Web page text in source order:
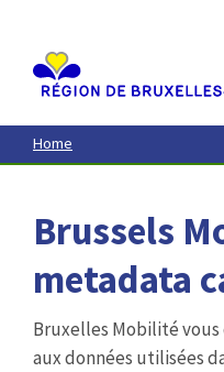
contenu
principal
Home
Brussels
metadata
Bruxelles Mobilité vous
aux données utilisées